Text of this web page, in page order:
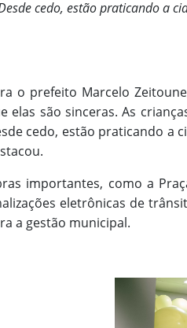
cedo, estão praticando a
o prefeito Marcelo
elas são sinceras. As
cedo, estão praticando a
importantes, como a
eletrônicas de
a gestão municipal.